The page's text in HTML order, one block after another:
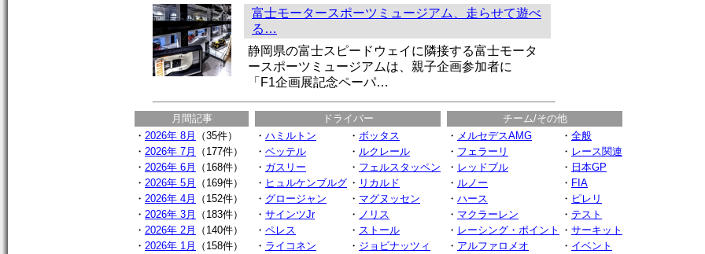
富士モータースポーツミュージアム、走らせて遊べ
る…
静岡県の富士スピードウェイに隣接する富士モータ
ースポーツミュージアムは、親子企画参加者に
「F1企画展記念ペーパ…
月間記事 ドライバー
チーム/その他
・ 2026年 8月
（35件）
・ 2026年 7月
（177件）
・ 2026年 6月
（168件）
・ 2026年 5月
（169件）
・ 2026年 4月
（152件）
・ 2026年 3月
（183件）
・ 2026年 2月
（140件）
・ 2026年 1月
（158件）
・ ハミルトン
・ ベッテル
・ ガスリー
・ ヒュルケンブルグ
・ グロージャン
・ サインツJr
・ ペレス
・ ライコネン
・ ボッタス
・ ルクレール
・ フェルスタッペン
・ リカルド
・ マグヌッセン
・ ノリス
・ ストール
・ ジョビナッツィ
・ メルセデスAMG
・ フェラーリ
・ レッドブル
・ ルノー
・ ハース
・ マクラーレン
・ レーシング・ポイント
・ アルファロメオ
・ 全般
・ レース関連
・ 日本GP
・ FIA
・ ピレリ
・ テスト
・ サーキット
・ イベント